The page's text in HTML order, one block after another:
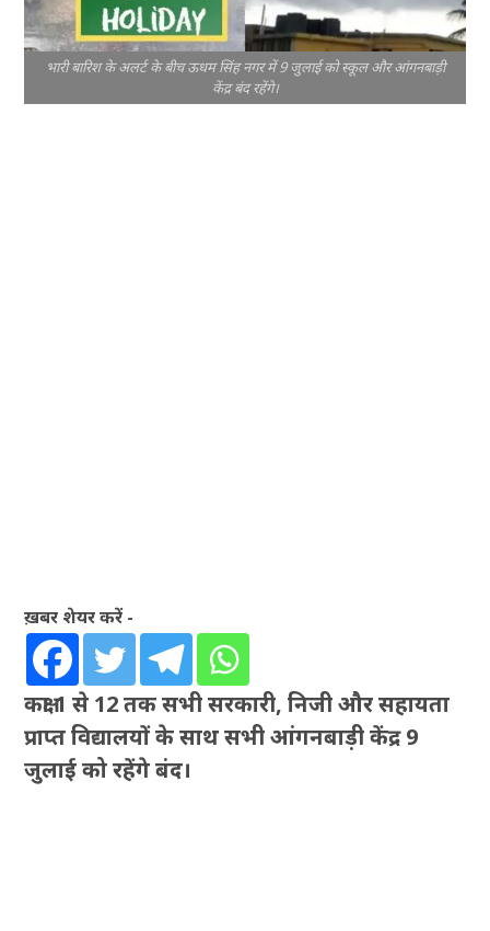
भारी बारिश के अलर्ट के बीच ऊधम सिंह नगर में 9 जुलाई को स्कूल और आंगनबाड़ी
केंद्र बंद रहेंगे।
ख़बर शेयर करें -
कक्षा 1 से 12 तक सभी सरकारी, निजी और सहायता
प्राप्त विद्यालयों के साथ सभी आंगनबाड़ी केंद्र 9
जुलाई को रहेंगे बंद।